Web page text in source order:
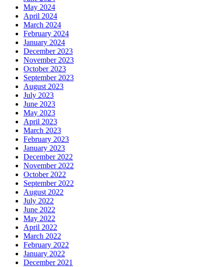
May 2024
April 2024
March 2024
February 2024
January 2024
December 2023
November 2023
October 2023
September 2023
August 2023
July 2023
June 2023
May 2023
April 2023
March 2023
February 2023
January 2023
December 2022
November 2022
October 2022
September 2022
August 2022
July 2022
June 2022
May 2022
April 2022
March 2022
February 2022
January 2022
December 2021